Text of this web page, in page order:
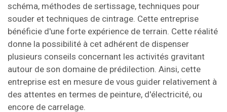
schéma, méthodes de sertissage, techniques pour
souder et techniques de cintrage. Cette entreprise
bénéficie d'une forte expérience de terrain. Cette réalité
donne la possibilité à cet adhérent de dispenser
plusieurs conseils concernant les activités gravitant
autour de son domaine de prédilection. Ainsi, cette
entreprise est en mesure de vous guider relativement à
des attentes en termes de peinture, d'électricité, ou
encore de carrelage.